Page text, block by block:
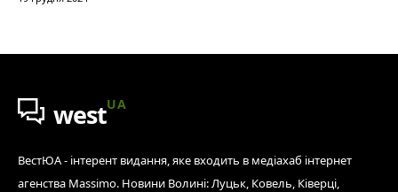
westUA
ВестЮА - інтерент видання, яке входить в медіахаб інтернет
агенства Massimo. Новини Волині: Луцьк, Ковель, Ківерці,